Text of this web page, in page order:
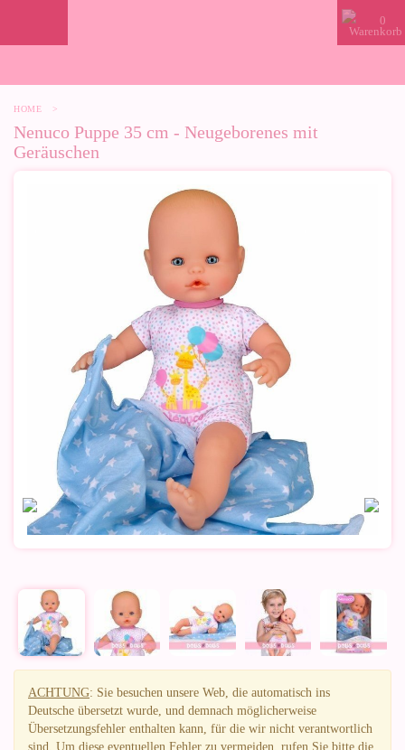
0
HOME >
Nenuco Puppe 35 cm - Neugeborenes mit
Geräuschen
ACHTUNG: Sie besuchen unsere Web, die automatisch ins
Deutsche übersetzt wurde, und demnach möglicherweise
Übersetzungsfehler enthalten kann, für die wir nicht verantwortlich
sind. Um diese eventuellen Fehler zu vermeiden, rufen Sie bitte die